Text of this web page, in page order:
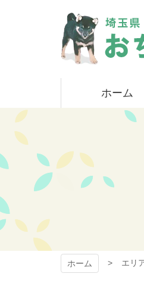
おちあ
ホーム
ホーム エリ